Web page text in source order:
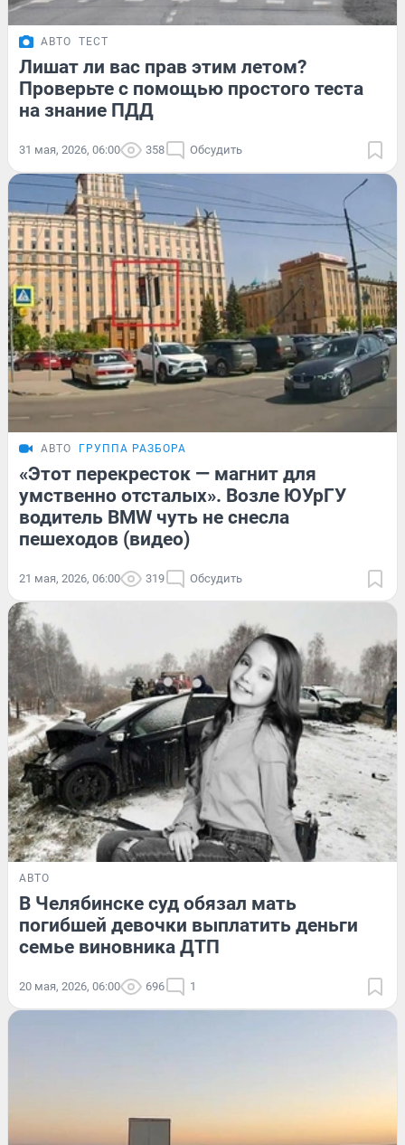
АВТО ТЕСТ
Лишат ли вас прав этим летом?
Проверьте с помощью простого теста
на знание ПДД
31 мая, 2026, 06:00 358 Обсудить
АВТО ГРУППА РАЗБОРА
«Этот перекресток — магнит для
умственно отсталых». Возле ЮУрГУ
водитель BMW чуть не снесла
пешеходов (видео)
21 мая, 2026, 06:00 319 Обсудить
АВТО
В Челябинске суд обязал мать
погибшей девочки выплатить деньги
семье виновника ДТП
20 мая, 2026, 06:00 696 1